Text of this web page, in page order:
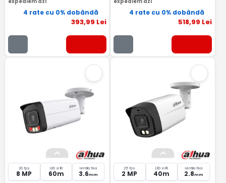
4 rate cu 0% dobândă
393,99 Lei
4 rate cu 0% dobândă
518,99 Lei
20 fps
8 MP
LED si IR
60m
lentila fixa
3.6mm
25 fps
2 MP
LED si IR
40m
lentila fixa
2.8mm